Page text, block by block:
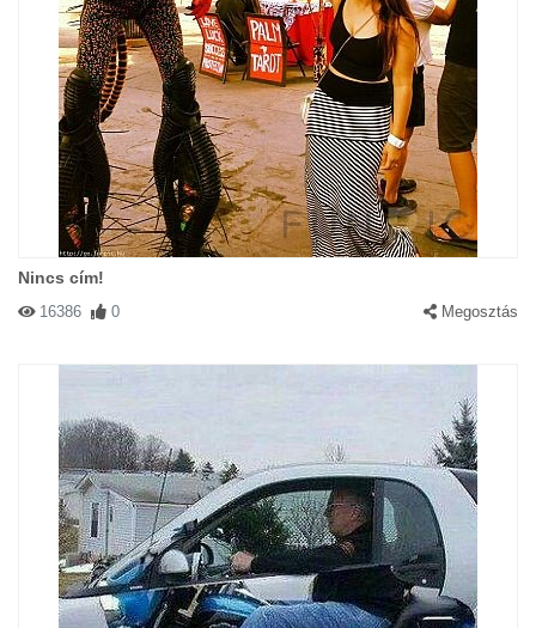
Nincs cím!
16386 0 Megosztás